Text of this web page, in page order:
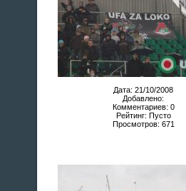
Дата: 21/10/2008
Добавлено:
Комментариев: 0
Рейтинг: Пусто
Просмотров: 671